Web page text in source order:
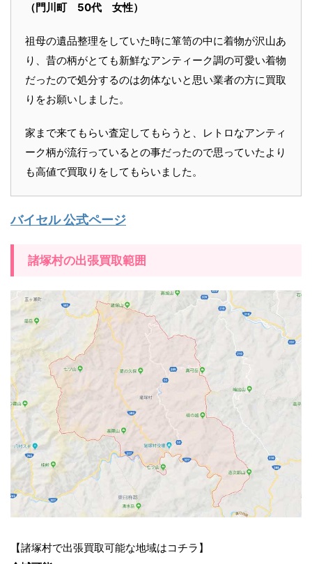
（門川町 50代 女性）
祖母の遺品整理をしていた時に箪笥の中に着物が沢山あ
り、昔の柄がとても新鮮なアンティーク調の可愛い着物
だったので処分するのは勿体ないと思い業者の方に買取
りをお願いしました。
家まで来てもらい査定してもらうと、レトロなアンティ
ーク柄が流行っているとの事だったので思っていたより
も高値で買取りをしてもらいました。
バイセル 公式ページ
諸塚村の出張買取範囲
【諸塚村で出張買取可能な地域はコチラ】